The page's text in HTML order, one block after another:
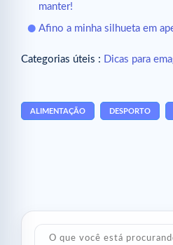
manter!
Afino a minha silhueta em
Categorias úteis : Dicas para
ALIMENTAÇÃO DESPORTO